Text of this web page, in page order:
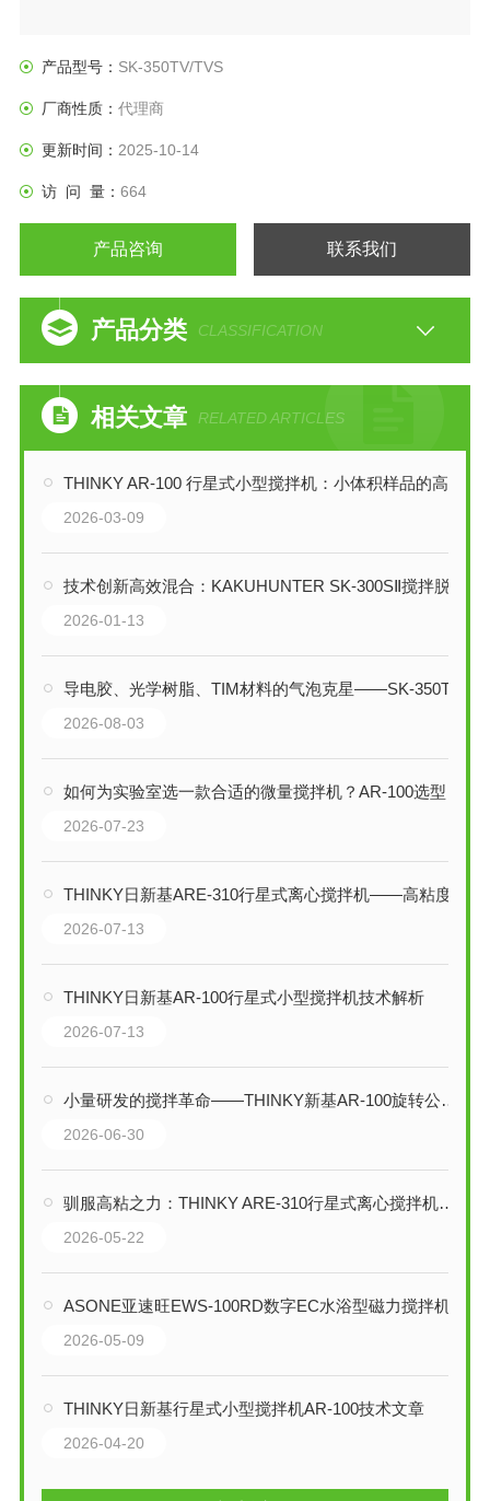
产品型号： SK-350TV/TVS
厂商性质： 代理商
更新时间： 2025-10-14
访 问 量： 664
产品咨询 联系我们
产品分类 CLASSIFICATION
相关文章 RELATED ARTICLES
THINKY AR-100 行星式小型搅拌机：小体积样品的高效混合与脱泡解决方案
2026-03-09
技术创新高效混合：KAKUHUNTER SK-300SⅡ搅拌脱泡装置解析
2026-01-13
导电胶、光学树脂、TIM材料的气泡克星——SK-350TV真空脱泡搅拌机
2026-08-03
如何为实验室选一款合适的微量搅拌机？AR-100选型指南
2026-07-23
THINKY日新基ARE-310行星式离心搅拌机——高粘度材料专用技术解析
2026-07-13
THINKY日新基AR-100行星式小型搅拌机技术解析
2026-07-13
小量研发的搅拌革命——THINKY新基AR-100旋转公转搅拌机技术解析
2026-06-30
驯服高粘之力：THINKY ARE-310行星式离心搅拌机技术解析
2026-05-22
ASONE亚速旺EWS-100RD数字EC水浴型磁力搅拌机技术深度解析
2026-05-09
THINKY日新基行星式小型搅拌机AR-100技术文章
2026-04-20